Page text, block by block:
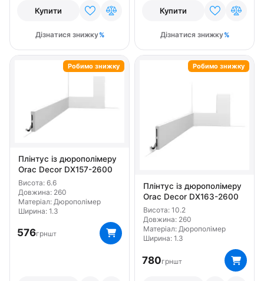
Купити
Дізнатися знижку
Купити
Дізнатися знижку
Плінтус із дюрополімеру
Orac Decor DX157-2600
Висота: 6.6
Довжина: 260
Матеріал: Дюрополімер
Ширина: 1.3
576грншт
Робимо знижку
Плінтус із дюрополімеру
Orac Decor DX163-2600
Висота: 10.2
Довжина: 260
Матеріал: Дюрополімер
Ширина: 1.3
780грншт
Робимо знижку